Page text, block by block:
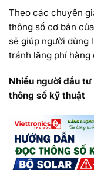
Theo các chuyên
thông số cơ bản
sẽ giúp người dùng
tránh lãng phí hàng
Nhiều người đầu
thông số kỹ thuật